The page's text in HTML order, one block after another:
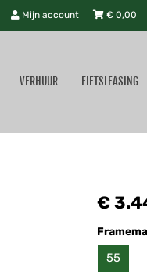
Mijn account € 0,00
VERHUUR FIETSLEASING
€
55